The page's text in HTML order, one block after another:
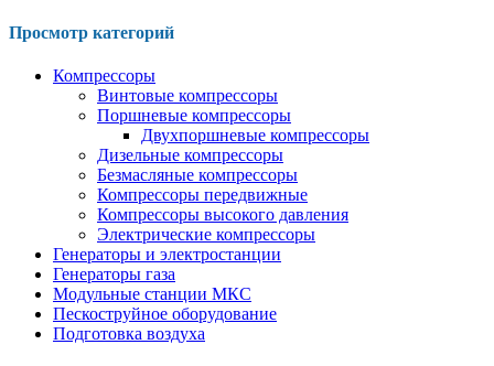
Просмотр категорий
Компрессоры
Винтовые компрессоры
Поршневые компрессоры
Двухпоршневые компрессоры
Дизельные компрессоры
Безмасляные компрессоры
Компрессоры передвижные
Компрессоры высокого давления
Электрические компрессоры
Генераторы и электростанции
Генераторы газа
Модульные станции МКС
Пескоструйное оборудование
Подготовка воздуха